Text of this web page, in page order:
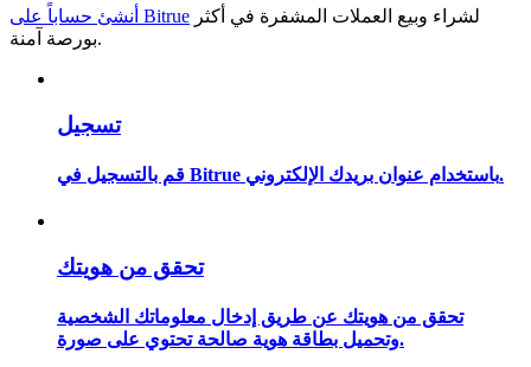
تحليل البيانات الضخمة بما في ذلك المعلومات التجارية، وما
مرشد
دليل المبتدئين للعقود الآجلة
أنشئ حساباً على Bitrue
بورصة آمنة.
تسجيل
قم بالتسجيل في Bitrue باستخدام عنوان بريدك الإلكتروني.
تحقق من هويتك
تحقق من هويتك عن طريق إدخال معلوماتك الشخصية
وتحميل بطاقة هوية صالحة تحتوي على صورة.